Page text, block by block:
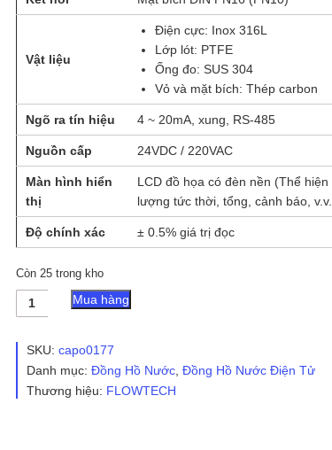
Vật liệu
Điện cực: Inox 316L
Lớp lót: PTFE
Ống đo: SUS 304
Vỏ và mặt bích: Thép carbon
Ngõ ra tín hiệu 4 ~ 20mA, xung, RS-485
Nguồn cấp 24VDC / 220VAC
Màn hình hiển
thị
LCD đồ họa có đèn nền (Thể hiện
lượng tức thời, tổng, cảnh báo,
Độ chính xác ± 0.5% giá trị đọc
Còn 25 trong kho
Đồng
Điện
Flowtech
FMA
Mua hàng
SKU: capo0177
Danh mục: Đồng Hồ Nước, Đồng Hồ Nước Điện Tử
Thương hiệu: FLOWTECH